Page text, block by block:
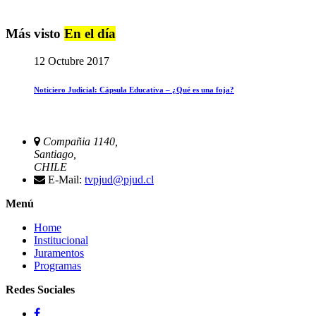
Más visto En el día
12 Octubre 2017
Noticiero Judicial: Cápsula Educativa – ¿Qué es una foja?
Compañia 1140,
Santiago,
CHILE
E-Mail: tvpjud@pjud.cl
Menú
Home
Institucional
Juramentos
Programas
Redes Sociales